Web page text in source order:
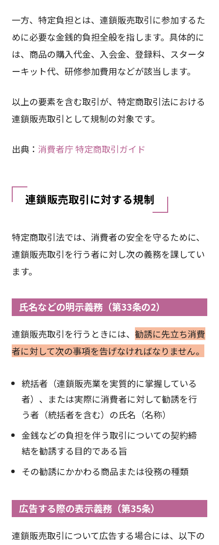
一方、特定負担とは、連鎖販売取引に参加するた
めに必要な金銭的負担全般を指します。具体的に
は、商品の購入代金、入会金、登録料、スタータ
ーキット代、研修参加費用などが該当します。
以上の要素を含む取引が、特定商取引法における
連鎖販売取引として規制の対象です。
出典： 消費者庁 特定商取引ガイド
連鎖販売取引に対する規制
特定商取引法では、消費者の安全を守るために、
連鎖販売取引を行う者に対し次の義務を課してい
ます。
氏名などの明示義務（第33条の2）
連鎖販売取引を行うときには、 勧誘に先立ち消費
者に対して次の事項を告げなければなりません。
統括者（連鎖販売業を実質的に掌握している
者）、または実際に消費者に対して勧誘を行
う者（統括者を含む）の氏名（名称）
金銭などの負担を伴う取引についての契約締
結を勧誘する目的である旨
その勧誘にかかわる商品または役務の種類
広告する際の表示義務（第35条）
連鎖販売取引について広告する場合には、以下の